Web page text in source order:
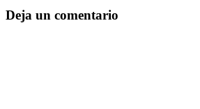
Deja un comentario